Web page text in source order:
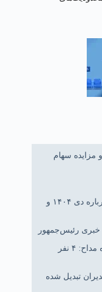
مزایده سهام
پاسخ رئیس جمهور به سوال خبرنگار انصاف درباره دی ۱۴۰۴ و
خبری رئیس‌جمهور
آخرین خبر از پرونده‌ی قتل حمیدرضا رجب‌زاده مداح: ۴ نفر
تبدیل شده